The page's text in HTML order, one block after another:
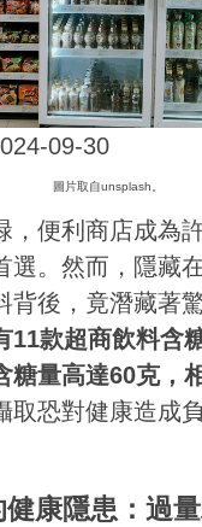
09-30
圖片取自unsplash。
，便利商店成為
選。然而，隱藏
背後，竟潛藏著
11款超商飲料含
糖量高達60克，
取恐對健康造成
康隱患：過